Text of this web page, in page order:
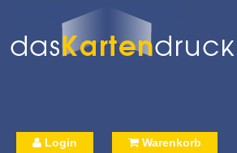
Login Warenkorb